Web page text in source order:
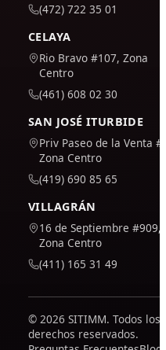
(472) 722 35 01
CELAYA
Rio Bravo #107, Zona
Centro
(461) 608 02 30
SAN JOSÉ ITURBIDE
Priv Paseo de la Venta #7,
Zona Centro
(419) 690 85 65
VILLAGRÁN
16 de Septiembre #909,
Zona Centro
(411) 165 31 49
© 2026 SITIMM. Todos los
derechos reservados.